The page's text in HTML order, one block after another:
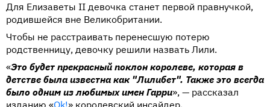
Для Елизаветы II девочка станет первой правнучкой,
родившейся вне Великобритании.
Чтобы не расстраивать перенесшую потерю
родственницу, девочку решили назвать Лили.
«Это будет прекрасный поклон королеве, которая в
детстве была известна как "Лилибет". Также это всегда
было одним из любимых имен Гарри», — рассказал
изданию «Ok!» королевский инсайдер.